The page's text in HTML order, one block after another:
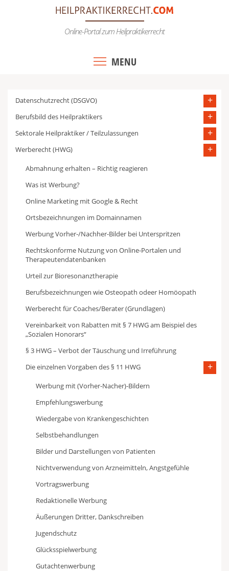
Online-Portal zum Heilpraktikerrecht
MENU
Datenschutzrecht (DSGVO)
Berufsbild des Heilpraktikers
Sektorale Heilpraktiker / Teilzulassungen
Werberecht (HWG)
Abmahnung erhalten – Richtig reagieren
Was ist Werbung?
Online Marketing mit Google & Recht
Ortsbezeichnungen im Domainnamen
Werbung Vorher-/Nachher-Bilder bei Unterspritzen
Rechtskonforme Nutzung von Online-Portalen und
Therapeutendatenbanken
Urteil zur Bioresonanztherapie
Berufsbezeichnungen wie Osteopath odeer Homöopath
Werberecht für Coaches/Berater (Grundlagen)
Vereinbarkeit von Rabatten mit § 7 HWG am Beispiel des
„Sozialen Honorars“
§ 3 HWG – Verbot der Täuschung und Irreführung
Die einzelnen Vorgaben des § 11 HWG
Werbung mit (Vorher-Nacher)-Bildern
Empfehlungswerbung
Wiedergabe von Krankengeschichten
Selbstbehandlungen
Bilder und Darstellungen von Patienten
Nichtverwendung von Arzneimitteln, Angstgefühle
Vortragswerbung
Redaktionelle Werbung
Äußerungen Dritter, Dankschreiben
Jugendschutz
Glücksspielwerbung
Gutachtenwerbung